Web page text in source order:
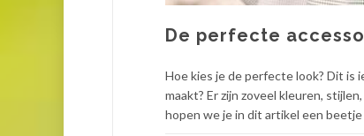
De perfecte
Hoe kies je de perfecte look? Dit is
maakt? Er zijn zoveel kleuren,
hopen we je in dit artikel een